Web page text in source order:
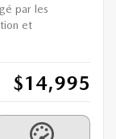
par les
et
$14,995